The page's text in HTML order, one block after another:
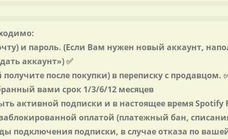
и пароль. (Если Вам нужен новый аккаунт,
аккаунт») ✅
после покупки) в переписку с продавцом.
вами срок 1/3/6/12 месяцев
активной подписки и в настоящее время Spotify
заблокированной оплатой (платежный бан,
подключения подписки, в случае отказа по